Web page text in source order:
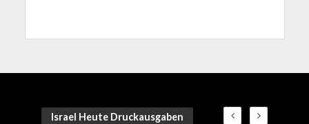
Israel Heute Druckausgaben